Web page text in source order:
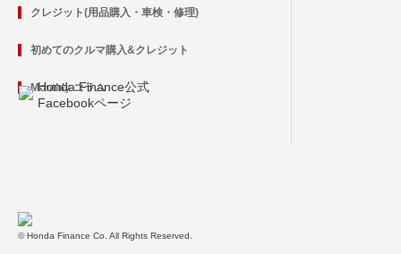
クレジット(用品購入・車検・修理)
初めてのクルマ購入&クレジット
Monthly コラム
Honda Finance公式
Facebookページ
© Honda Finance Co. All Rights Reserved.